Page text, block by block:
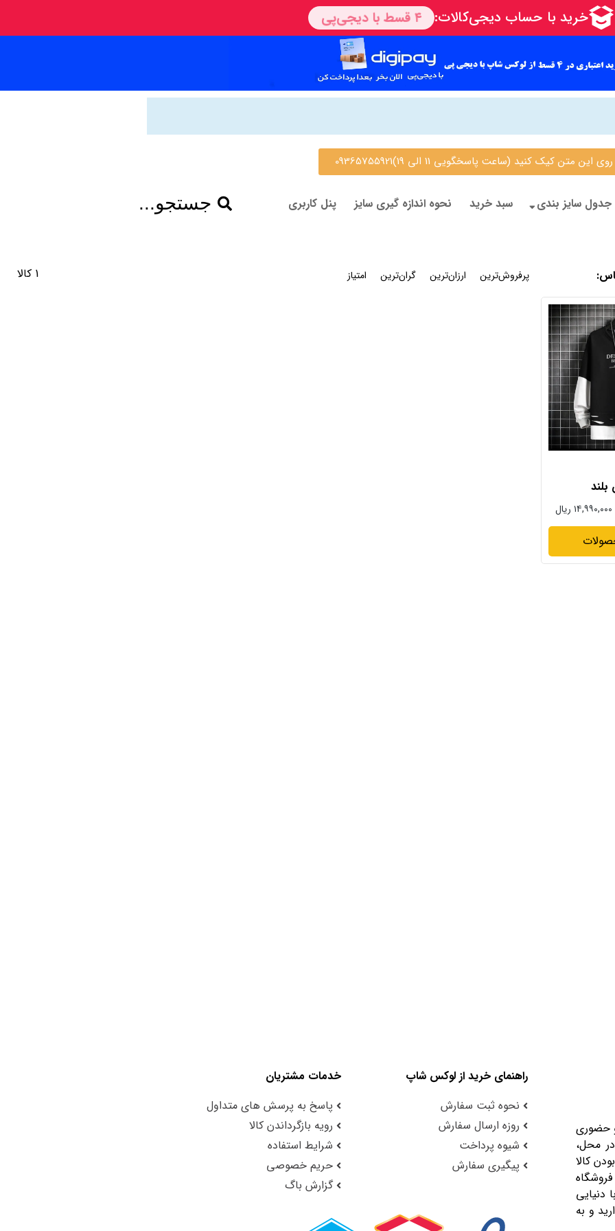
کیک کنید (ساعت پاسخگویی 11 الی 19)09365755921
جدول سایز بندی سبد خرید نحوه اندازه گیری سایز پنل کاربری جستجو...
1 کالا : پرفروش‌ترین ارزان‌ترین گران‌ترین امتیاز
۱۴,۹۹۰,۰۰۰ ریال
حضوری
محل،
کالا
دنیایی
و به
راهنمای خرید از لوکس شاپ
نحوه ثبت سفارش
روزه ارسال سفارش
شیوه پرداخت
پیگیری سفارش
خدمات مشتریان
پاسخ به پرسش های متداول
رویه بازگرداندن کالا
شرایط استفاده
حریم خصوصی
گزارش باگ